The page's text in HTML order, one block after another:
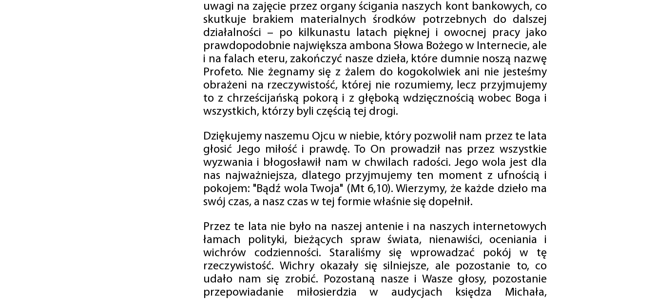
uwagi na zajęcie przez organy ścigania naszych kont bankowych, co
skutkuje brakiem materialnych środków potrzebnych do dalszej
działalności – po kilkunastu latach pięknej i owocnej pracy jako
prawdopodobnie największa ambona Słowa Bożego w Internecie, ale
i na falach eteru, zakończyć nasze dzieła, które dumnie noszą nazwę
Profeto. Nie żegnamy się z żalem do kogokolwiek ani nie jesteśmy
obrażeni na rzeczywistość, której nie rozumiemy, lecz przyjmujemy
to z chrześcijańską pokorą i z głęboką wdzięcznością wobec Boga i
wszystkich, którzy byli częścią tej drogi.
Dziękujemy naszemu Ojcu w niebie, który pozwolił nam przez te lata
głosić Jego miłość i prawdę. To On prowadził nas przez wszystkie
wyzwania i błogosławił nam w chwilach radości. Jego wola jest dla
nas najważniejsza, dlatego przyjmujemy ten moment z ufnością i
pokojem: "Bądź wola Twoja" (Mt 6,10). Wierzymy, że każde dzieło ma
swój czas, a nasz czas w tej formie właśnie się dopełnił.
Przez te lata nie było na naszej antenie i na naszych internetowych
łamach polityki, bieżących spraw świata, nienawiści, oceniania i
wichrów codzienności. Staraliśmy się wprowadzać pokój w tę
rzeczywistość. Wichry okazały się silniejsze, ale pozostanie to, co
udało nam się zrobić. Pozostaną nasze i Wasze głosy, pozostanie
przepowiadanie miłosierdzia w audycjach księdza Michała,